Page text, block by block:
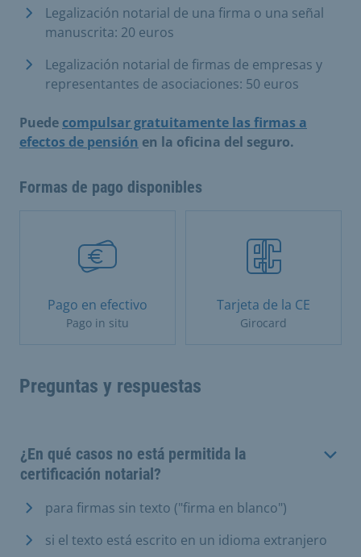
Legalización notarial de una firma o una señal
manuscrita: 20 euros
Legalización notarial de firmas de empresas y
representantes de asociaciones: 50 euros
Puede compulsar gratuitamente las firmas a
efectos de pensión en la oficina del seguro.
Formas de pago disponibles
Pago en efectivo
Pago in situ
Tarjeta de la CE
Girocard
Preguntas y respuestas
¿En qué casos no está permitida la
certificación notarial?
para firmas sin texto ("firma en blanco")
si el texto está escrito en un idioma extranjero